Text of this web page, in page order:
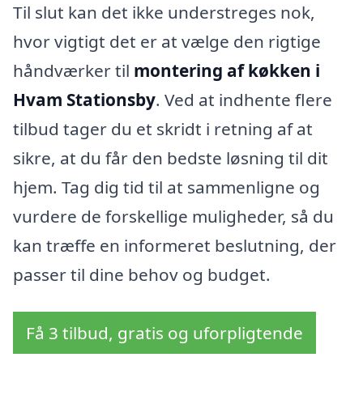
Til slut kan det ikke understreges nok,
hvor vigtigt det er at vælge den rigtige
håndværker til montering af køkken i
Hvam Stationsby. Ved at indhente flere
tilbud tager du et skridt i retning af at
sikre, at du får den bedste løsning til dit
hjem. Tag dig tid til at sammenligne og
vurdere de forskellige muligheder, så du
kan træffe en informeret beslutning, der
passer til dine behov og budget.
Få 3 tilbud, gratis og uforpligtende